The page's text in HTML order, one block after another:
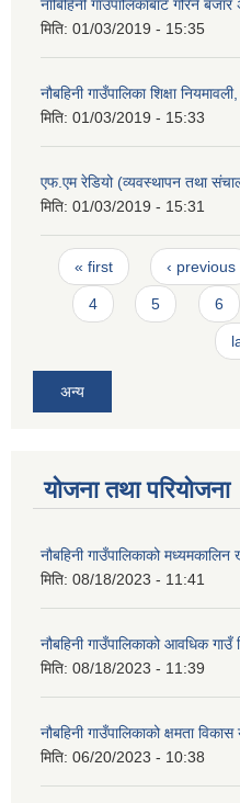
नाैबिहिनी गाउपालिकाबाट गरिने
मिति: 01/03/2019 - 15:35
नौबहिनी गाउँपालिका शिक्षा
मिति: 01/03/2019 - 15:33
एफ.एम रेडियो (व्यवस्थापन तथा
मिति: 01/03/2019 - 15:31
Pages
« first ‹ previous
4 5 6
अन्य
योजना तथा परियोजना
नौबहिनी गाउँपालिकाको
मिति: 08/18/2023 - 11:41
नौबहिनी गाउँपालिकाको आवधिक गाउँ
मिति: 08/18/2023 - 11:39
नौबहिनी गाउँपालिकाको क्षमता विकास
मिति: 06/20/2023 - 10:38